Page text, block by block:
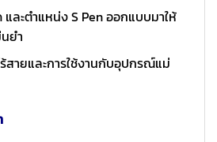
ละตำแหน่ง S Pen ออกแบบมาให้
ยำ
สายและการใช้งานกับอุปกรณ์แม่